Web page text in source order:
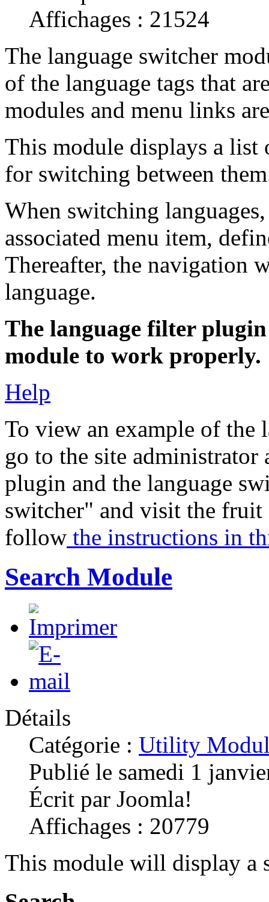
Affichages : 21524
The language switcher
of the language tags that
modules and menu links
This module displays a list
for switching between
When switching
associated menu item,
Thereafter, the navigation
language.
The language filter
module to work properly.
Help
To view an example of the
go to the site administrator
plugin and the language
switcher" and visit the fruit
follow the instructions in
Search Module
Détails
Catégorie : Utility
Publié le samedi 1
Écrit par Joomla!
Affichages : 20779
This module will display a